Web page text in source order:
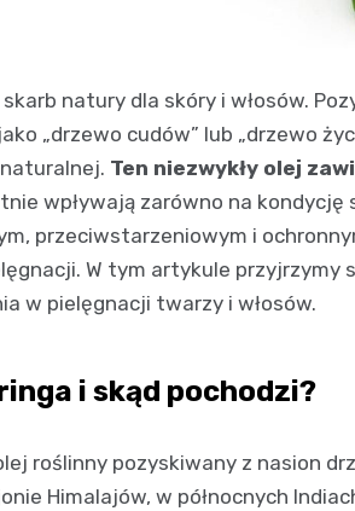
natury dla skóry i włosów.
„drzewo cudów” lub „drzewo
Ten niezwykły olej
wpływają zarówno na kondycję
przeciwstarzeniowym i
W tym artykule przyjrzymy
w pielęgnacji twarzy i włosów.
i skąd pochodzi?
roślinny pozyskiwany z nasion
Himalajów, w północnych